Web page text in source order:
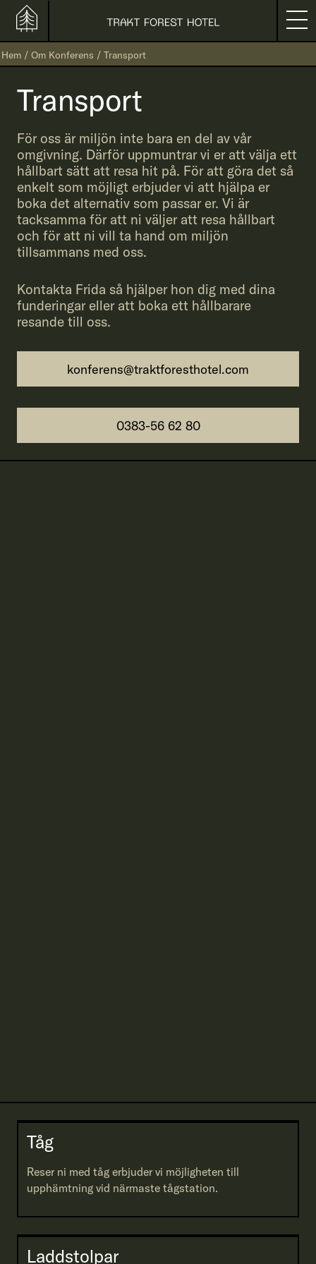
Hem / Om Konferens / Transport
Transport
För oss är miljön inte bara en del av vår
omgivning. Därför uppmuntrar vi er att välja ett
hållbart sätt att resa hit på. För att göra det så
enkelt som möjligt erbjuder vi att hjälpa er
boka det alternativ som passar er. Vi är
tacksamma för att ni väljer att resa hållbart
och för att ni vill ta hand om miljön
tillsammans med oss.
Kontakta Frida så hjälper hon dig med dina
funderingar eller att boka ett hållbarare
resande till oss.
konferens@traktforesthotel.com
0383-56 62 80
Tåg
Reser ni med tåg erbjuder vi möjligheten till
upphämtning vid närmaste tågstation.
Laddstolpar